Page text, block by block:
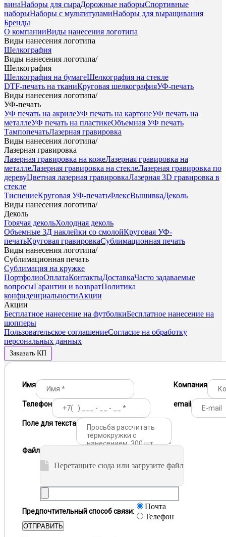
винаНаборы для сыраДорожные наборыСпортивные
наборыНаборы с мультитуламиНаборы для выращивания
Бренды
О компанииВиды нанесения логотипа
Виды нанесения логотипа
Шелкография
Виды нанесения логотипа/
Шелкография
Шелкография на бумагеШелкография на стекле
DTF-печать на тканиКруговая шелкографияУФ-печать
Виды нанесения логотипа/
УФ-печать
УФ печать на акрилеУФ печать на картонеУФ печать на
металлеУФ печать на пластикеОбъемная УФ печать
ТампопечатьЛазерная гравировка
Виды нанесения логотипа/
Лазерная гравировка
Лазерная гравировка на кожеЛазерная гравировка на
металлеЛазерная гравировка на стеклеЛазерная гравировка по
деревуЦветная лазерная гравировкаЛазерная 3D гравировка в
стекле
ТиснениеКруговая УФ-печатьФлексВышивкаДеколь
Виды нанесения логотипа/
Деколь
Горячая декольХолодная деколь
Объемные 3Д наклейки со смолойКруговая УФ-
печатьКруговая гравировкаСублимационная печать
Виды нанесения логотипа/
Сублимационная печать
Сублимация на кружке
ПортфолиоОплатаКонтактыДоставкаЧасто задаваемые
вопросыГарантии и возвратПолитика
конфиденциальностиАкции
Акции
Бесплатное нанесение на футболкиБесплатное нанесение на
шопперы
Пользовательское соглашениеСогласие на обработку
персональных данных
Заказать КП
Имя Компания
Телефон email
Поле для текста
Файл
Перетащите сюда или загрузите файл
Предпочтительный способ связи:
Почта
Телефон
ОТПРАВИТЬ